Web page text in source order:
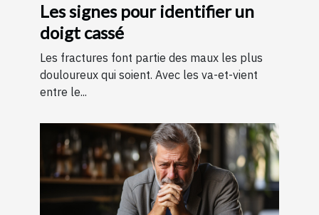
Les signes pour identifier un
doigt cassé
Les fractures font partie des maux les plus
douloureux qui soient. Avec les va-et-vient
entre le...